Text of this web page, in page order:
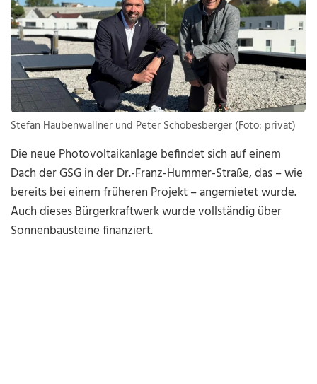
Stefan Haubenwallner und Peter Schobesberger (Foto: privat)
Die neue Photovoltaikanlage befindet sich auf einem
Dach der GSG in der Dr.-Franz-Hummer-Straße, das – wie
bereits bei einem früheren Projekt – angemietet wurde.
Auch dieses Bürgerkraftwerk wurde vollständig über
Sonnenbausteine finanziert.